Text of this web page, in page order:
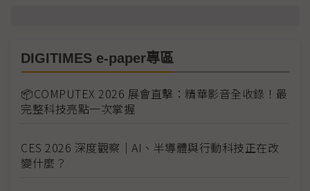
DIGITIMES e-paper專區
📦COMPUTEX 2026 展會直擊：精華影音全收錄！最
完整科技亮點一次掌握
CES 2026 深度觀察｜AI、半導體與行動科技正在改
變什麼？